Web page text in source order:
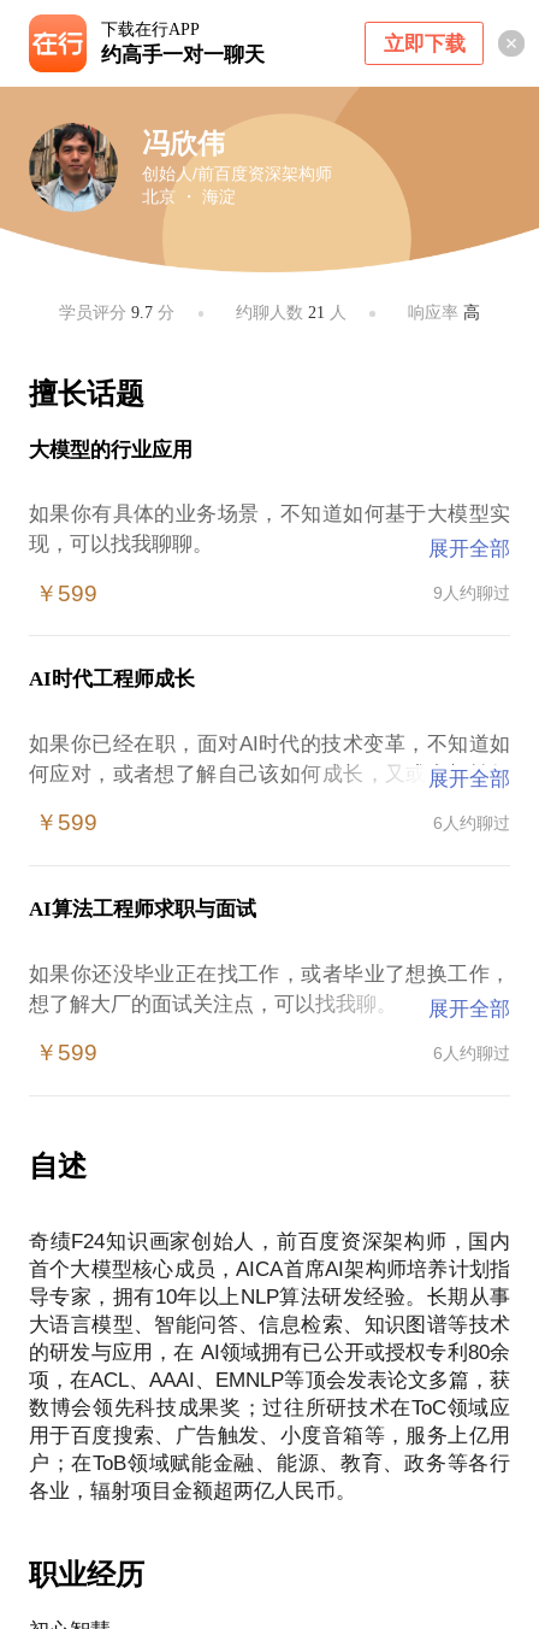
下载在行APP
约高手一对一聊天 立即下载
冯欣伟
创始人/前百度资深架构师
北京 ・ 海淀
学员评分9.7 分 约聊人数 21 人 响应率 高
擅长话题
大模型的行业应用
如果你有具体的业务场景，不知道如何基于大模型实
现，可以找我聊聊。
的大模型，在各场景的行业应用、问题或作为研发负
导专家也见了许多，经常有朋友介绍人来找我咨询，
也是他们让我来在行注册个账号，希望能够帮到你。
展开全部
￥599 9人约聊过
AI时代工程师成长
如果你已经在职，面对AI时代的技术变革，不知道如
何应对，或者想了解自己该如何成长，又或者想转行
我也算经历过挺多次变革了，从偏工程架构的分布式
习里的几次范式变革，我还算在合适的时候找到了自
己的位置和方向，希望能帮到你。
展开全部
￥599 6人约聊过
AI算法工程师求职与面试
如果你还没毕业正在找工作，或者毕业了想换工作，
想了解大厂的面试关注点，可以找我聊。
段，各个级别都有，作为面试官了解一些大厂的关注
心得，希望能够帮到你。
为了保证效果，建议提前发我一些脱敏材料；最好带
展开全部
￥599 6人约聊过
自述
奇绩F24知识画家创始人，前百度资深架构师，国内
首个大模型核心成员，AICA首席AI架构师培养计划指
导专家，拥有10年以上NLP算法研发经验。长期从事
大语言模型、智能问答、信息检索、知识图谱等技术
的研发与应用，在 AI领域拥有已公开或授权专利80余
项，在ACL、AAAI、EMNLP等顶会发表论文多篇，获
数博会领先科技成果奖；过往所研技术在ToC领域应
用于百度搜索、广告触发、小度音箱等，服务上亿用
户；在ToB领域赋能金融、能源、教育、政务等各行
职业经历